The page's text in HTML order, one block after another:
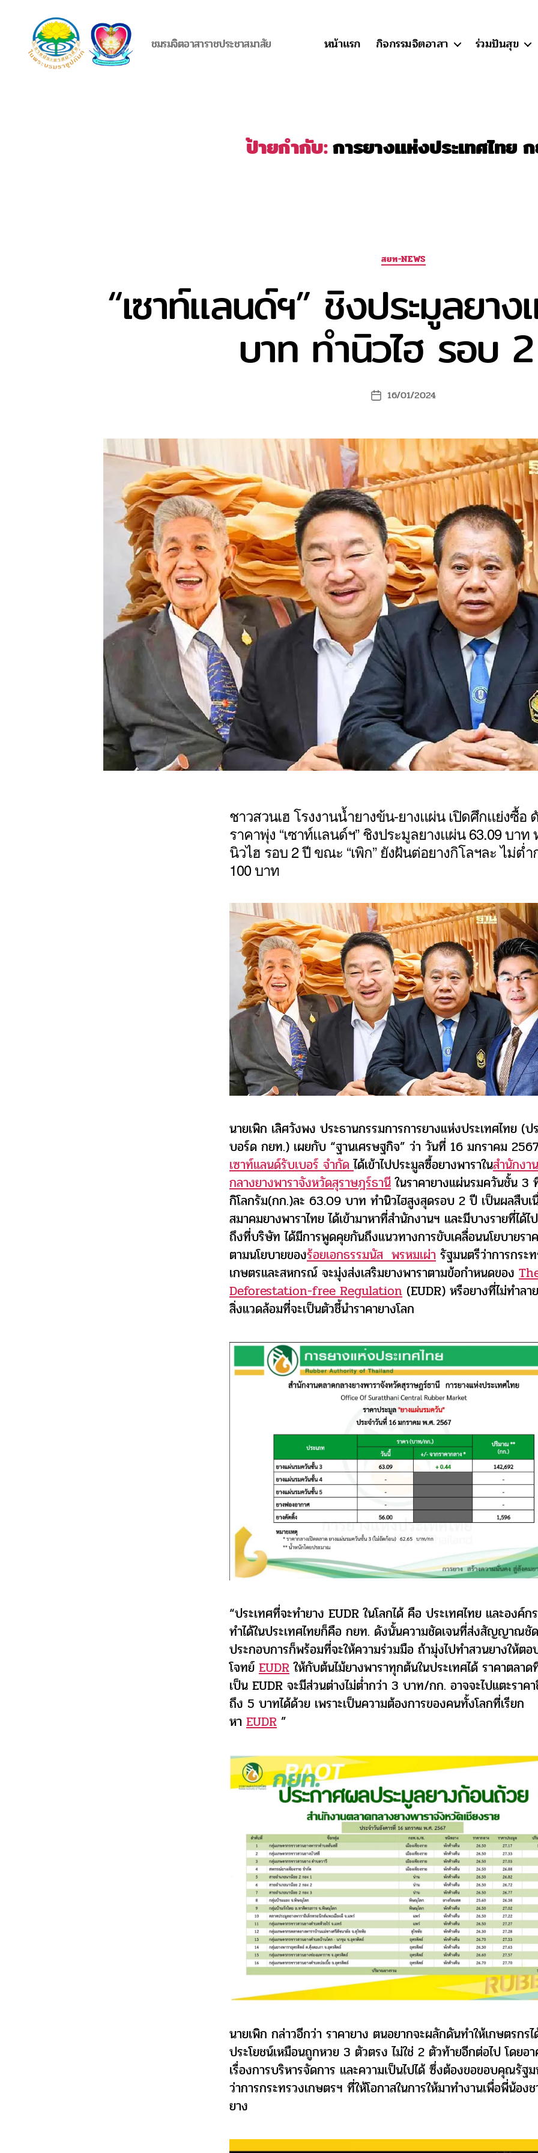
ชมรมจิตอาสาราชประชาสมาสัย หน้าแรก กิจกรรมจิตอาสา ร่วมปันสุข
ป้ายกำกับ:การยางแห่งประเทศไทย
Categories
สยท-NEWS
“เซาท์แลนด์ฯ” ชิงประมูลยา
บาท ทำนิวไฮ รอบ
Post16/01/2024
ชาวสวนเฮ โรงงานน้ำยางข้น-ยางแผ่น เปิดศึกแย่งซื้อ
ราคาพุ่ง “เซาท์แลนด์ฯ” ชิงประมูลยางแผ่น 63.09 บาท
นิวไฮ รอบ 2 ปี ขณะ “เพิก” ยังฝันต่อยางกิโลฯละ ไม่ต่ำ
100 บาท
นายเพิก เลิศวังพง ประธานกรรมการการยางแห่งประเทศไทย (ป
บอร์ด กยท.) เผยกับ “ฐานเศรษฐกิจ” ว่า วันที่ 16 มกราคม
เซาท์แลนด์รับเบอร์ จำกัดได้เข้าไปประมูลซื้อยางพาราในสำนักงา
กลางยางพาราจังหวัดสุราษฎร์ธานีในราคายางแผ่นรมควันชั้น 3
กิโลกรัม(กก.)ละ 63.09 บาท ทำนิวไฮสูงสุดรอบ 2 ปี เป็นผลสืบเ
สมาคมยางพาราไทย ได้เข้ามาหาที่สำนักงานฯ และมีบางรายที่ได้ไ
ถึงที่บริษัท ได้มีการพูดคุยกันถึงแนวทางการขับเคลื่อนนโยบายรา
ตามนโยบายของร้อยเอกธรรมนัส พรหมเผ่า รัฐมนตรีว่าการกระ
เกษตรและสหกรณ์ จะมุ่งส่งเสริมยางพาราตามข้อกำหนดของ
Deforestation-free Regulation (EUDR) หรือยางที่ไม่ทำลา
สิ่งแวดล้อมที่จะเป็นตัวชี้นำราคายางโลก
“ประเทศที่จะทำยาง EUDR ในโลกได้ คือ ประเทศไทย และองค์ก
ทำได้ในประเทศไทยก็คือ กยท. ดังนั้นความชัดเจนที่ส่งสัญญาณชั
ประกอบการก็พร้อมที่จะให้ความร่วมมือ ถ้ามุ่งไปทำสวนยางให้ตอ
โจทย์ EUDRให้กับต้นไม้ยางพาราทุกต้นในประเทศได้ ราคาตลาด
เป็น EUDR จะมีส่วนต่างไม่ต่ำกว่า 3 บาท/กก. อาจจะไปแตะราค
ถึง 5 บาทได้ด้วย เพราะเป็นความต้องการของคนทั้งโลกที่เรียก
หา EUDR ”
นายเพิก กล่าวอีกว่า ราคายาง ตนอยากจะผลักดันทำให้เกษตรกร
ประโยชน์เหมือนถูกหวย 3 ตัวตรง ไม่ใช่ 2 ตัวท้ายอีกต่อไป โดยอ
เรื่องการบริหารจัดการ และความเป็นไปได้ ซึ่งต้องขอขอบคุณรัฐ
ว่าการกระทรวงเกษตรฯ ที่ให้โอกาสในการให้มาทำงานเพื่อพี่น้อง
ยาง